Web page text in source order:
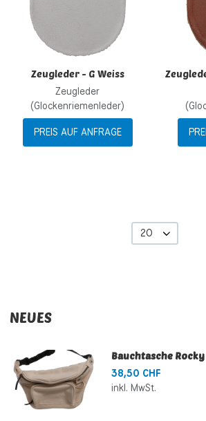
Zeugleder - G Weiss
Zeugleder
(Glockenriemenleder)
PREIS AUF ANFRAGE
20
NEUES
Bauchtasche Rocky
38,50 CHF
inkl. MwSt.